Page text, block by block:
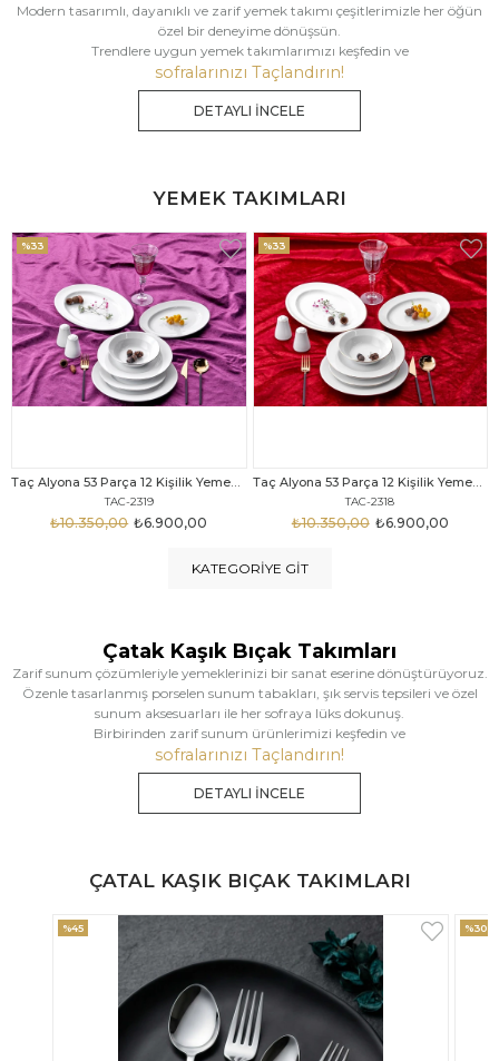
Modern tasarımlı, dayanıklı ve zarif yemek takımı çeşitlerimizle her öğün
özel bir deneyime dönüşsün.
Trendlere uygun yemek takımlarımızı keşfedin ve
sofralarınızı Taçlandırın!
DETAYLI İNCELE
YEMEK TAKIMLARI
Taç Alyona 53 Parça 12 Kişilik Yemek Takımı Gold
TAC-2318
₺6.900,00
₺10.350,00
%33
Taç Eliza Alyona 53 Parça 12 Kişilik Yemek Takımı Platin
TAC-2316
₺9.499,00
₺12.669,00
%25
KATEGORIYE GIT
Çatak Kaşık Bıçak Takımları
Zarif sunum çözümleriyle yemeklerinizi bir sanat eserine dönüştürüyoruz.
Özenle tasarlanmış porselen sunum tabakları, şık servis tepsileri ve özel
sunum aksesuarları ile her sofraya lüks dokunuş.
Birbirinden zarif sunum ürünlerimizi keşfedin ve
sofralarınızı Taçlandırın!
DETAYLI İNCELE
ÇATAL KAŞIK BIÇAK TAKIMLARI
%30 %33